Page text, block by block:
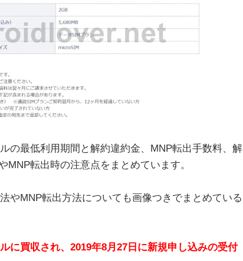
の最低利用期間と解約違約金、MNP転出手数料、解
MNP転出時の注意点をまとめています。
やMNP転出方法についても画像つきでまとめている
に買収され、2019年8月27日に新規申し込みの受付